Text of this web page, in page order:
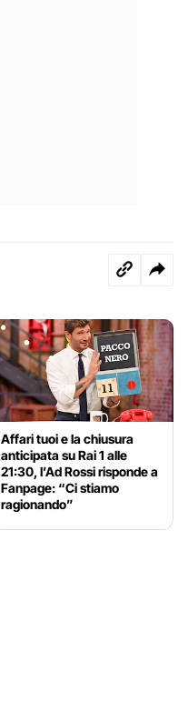
Affari tuoi e la chiusura
anticipata su Rai 1 alle
21:30, l’Ad Rossi risponde a
Fanpage: “Ci stiamo
ragionando”